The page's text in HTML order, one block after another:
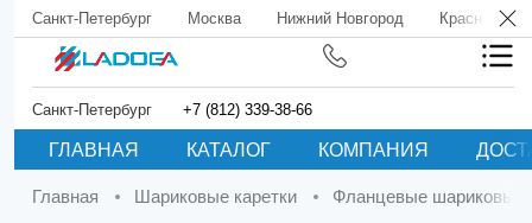
Санкт-Петербург Москва Нижний Новгород Краснодар
Санкт-Петербург +7 (812) 339-38-66
ГЛАВНАЯ КАТАЛОГ КОМПАНИЯ
Главная Шариковые каретки Фланцевые шариковые